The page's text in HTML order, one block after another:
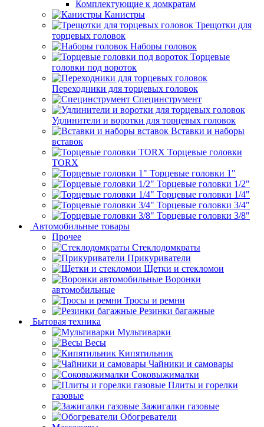
Комплектующие к домкратам
Канистры
Трещотки для
торцевых головок
Наборы головок
Торцевые
головки под вороток
Переходники для торцевых головок
Специнструмент
Удлинители и воротки для торцевых головок
Вставки и наборы
вставок
Торцевые головки
TORX
Торцевые головки 1"
Торцевые головки 1/2"
Торцевые головки 1/4"
Торцевые головки 3/4"
Торцевые головки 3/8"
Автомобильные товары
Прочее
Стеклодомкраты
Прикуриватели
Щетки и стекломои
Воронки
автомобильные
Тросы и ремни
Резинки багажные
Бытовая техника
Мультиварки
Весы
Кипятильник
Чайники и самовары
Соковыжималки
Плиты и горелки
газовые
Зажигалки газовые
Обогреватели